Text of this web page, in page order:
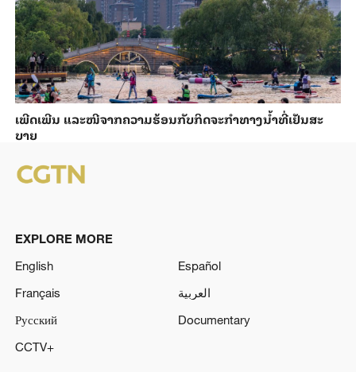
ເພີດ​ເພີນ ແລະ​ໜີ​ຈາກ​ຄວາມ​ຮ້ອນ​ກັບ​ກິດ​ຈະ​ກຳ​ທາງ​ນ້ຳ​​ທີ່​ເຢັນ​ສະ​
ບາຍ
EXPLORE MORE
English
Español
Français
العربية
Русский
Documentary
CCTV+